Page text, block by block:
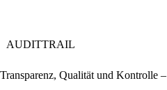
AUDITTRAIL
Transparenz, Qualität und Kontrolle –